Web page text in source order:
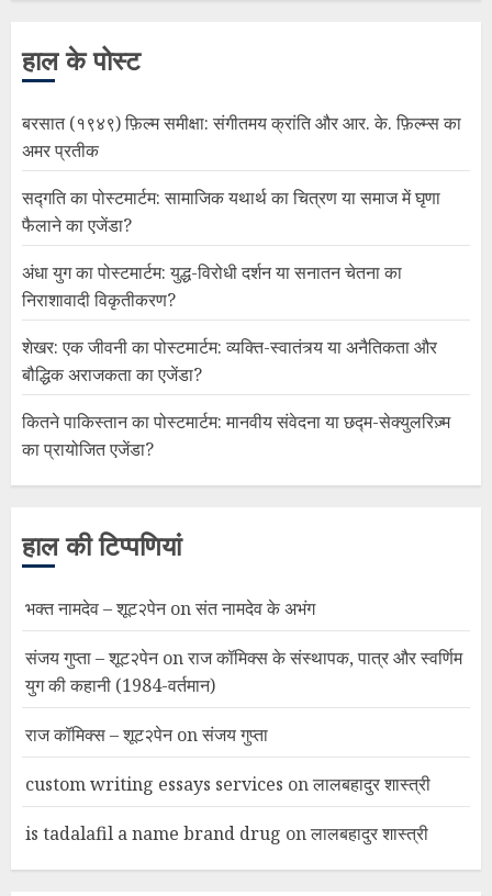
हाल के पोस्ट
बरसात (१९४९) फ़िल्म समीक्षा: संगीतमय क्रांति और आर. के. फ़िल्म्स का
अमर प्रतीक
सद्गति का पोस्टमार्टम: सामाजिक यथार्थ का चित्रण या समाज में घृणा
फैलाने का एजेंडा?
अंधा युग का पोस्टमार्टम: युद्ध-विरोधी दर्शन या सनातन चेतना का
निराशावादी विकृतीकरण?
शेखर: एक जीवनी का पोस्टमार्टम: व्यक्ति-स्वातंत्र्य या अनैतिकता और
बौद्धिक अराजकता का एजेंडा?
कितने पाकिस्तान का पोस्टमार्टम: मानवीय संवेदना या छद्म-सेक्युलरिज़्म
का प्रायोजित एजेंडा?
हाल की टिप्पणियां
भक्त नामदेव – शूट२पेनonसंत नामदेव के अभंग
संजय गुप्ता – शूट२पेनonराज कॉमिक्स के संस्थापक, पात्र और स्वर्णिम
युग की कहानी (1984-वर्तमान)
राज कॉमिक्स – शूट२पेनonसंजय गुप्ता
custom writing essays services onलालबहादुर शास्त्री
is tadalafil a name brand drug onलालबहादुर शास्त्री